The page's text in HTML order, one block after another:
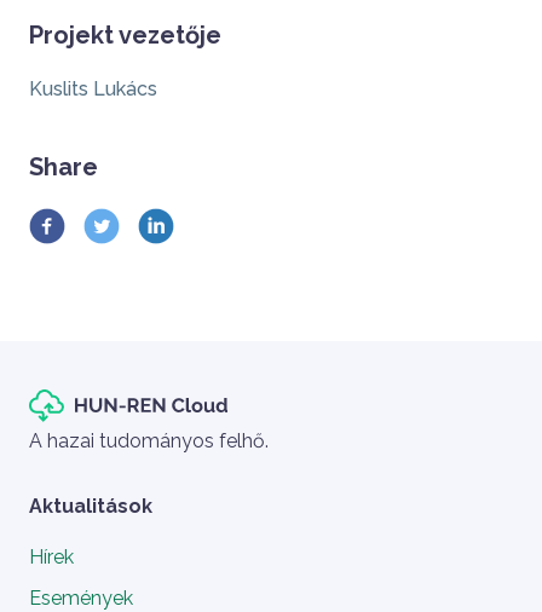
Projekt vezetője
Kuslits Lukács
Share
Szlogen
A hazai tudományos felhő.
Aktualitások
Hírek
Események